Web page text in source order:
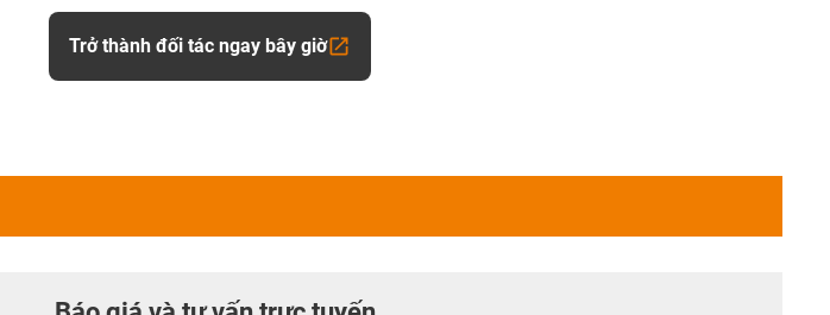
Trở thành đối tác ngay bây giờ